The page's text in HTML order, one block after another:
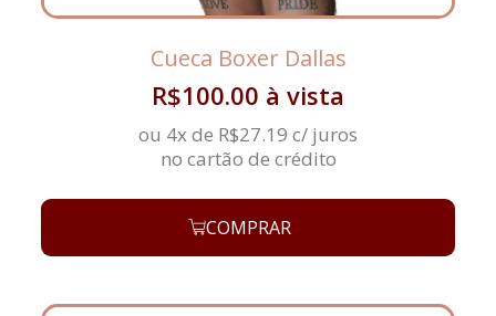
Cueca Boxer Dallas
R$100.00 à vista
ou 4x de R$27.19 c/ juros
no cartão de crédito
COMPRAR